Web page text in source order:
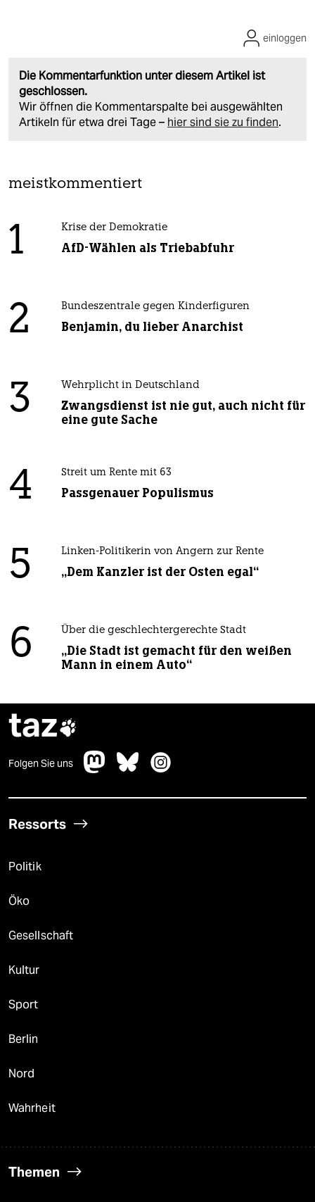
Die Kommentarfunktion unter diesem Artikel ist
geschlossen.
Wir öffnen die Kommentarspalte bei ausgewählten
Artikeln für etwa drei Tage – hier sind sie zu finden.
einloggen
meistkommentiert
1 Krise der Demokratie
AfD-Wählen als Triebabfuhr
2 Bundeszentrale gegen Kinderfiguren
Benjamin, du lieber Anarchist
3 Wehrplicht in Deutschland
Zwangsdienst ist nie gut, auch nicht für
eine gute Sache
4 Streit um Rente mit 63
Passgenauer Populismus
5 Linken-Politikerin von Angern zur Rente
„Dem Kanzler ist der Osten egal“
6 Über die geschlechtergerechte Stadt
„Die Stadt ist gemacht für den weißen
Mann in einem Auto“
taz
Folgen Sie uns
Ressorts
Politik
Öko
Gesellschaft
Kultur
Sport
Berlin
Nord
Wahrheit
Themen